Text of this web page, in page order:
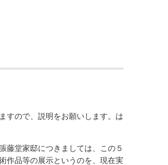
すので、説明をお願いします。は
藤堂家邸につきましては、この５
作品等の展示というのを、現在実